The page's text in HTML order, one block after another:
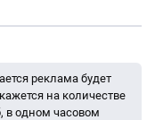
реклама будет
на количестве
в одном часовом